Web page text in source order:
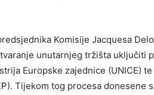
Komisije Jacquesa
unutarnjeg tržišta uključiti
Europske zajednice (UNICE)
Tijekom tog procesa donesene